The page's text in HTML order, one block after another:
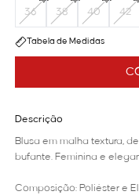
36 38 40 42
Tabela de Medidas
Descrição
Blusa em malha textura,
bufante. Feminina e
Composição: Poliéster e